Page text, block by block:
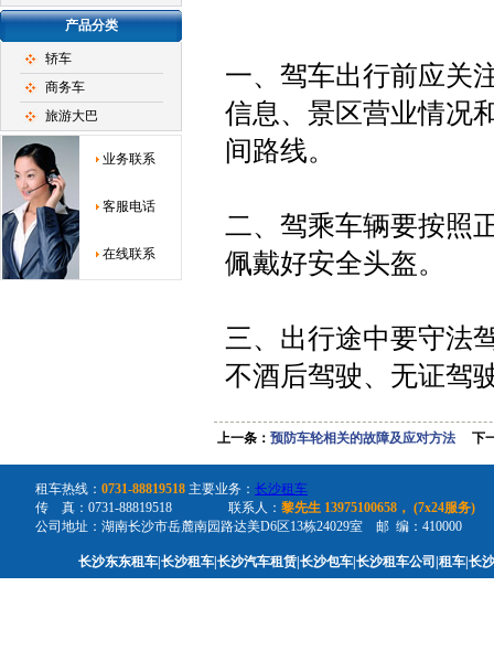
产品分类
轿车
商务车
旅游大巴
业务联系
客服电话
在线联系
一、驾车出行前应关
信息、景区营业情况
间路线。
二、驾乘车辆要按照
佩戴好安全头盔。
三、出行途中要守法
不酒后驾驶、无证驾
四、选乘客车出行注
正规资质的旅游包车
车，抵制超员车和非
上一条： 预防车轮相关的故障及应对方法 下
租车热线： 0731-88819518 主要业务： 长沙租车
传 真：0731-88819518 联系人： 黎先生 13975100658， (7x24服务)
公司地址：湖南长沙市岳麓南园路达美D6区13栋24029室 邮 编：410000
长沙东东租车|长沙租车|长沙汽车租赁|长沙包车|长沙租车公司|租车|长